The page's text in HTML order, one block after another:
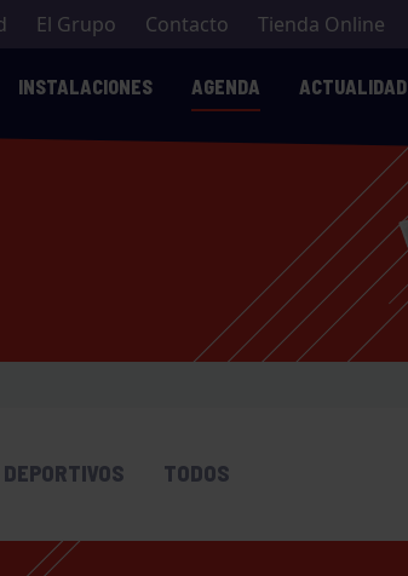
El Grupo Contacto Tienda Online
INSTALACIONES AGENDA ACTUALIDAD
TODOS